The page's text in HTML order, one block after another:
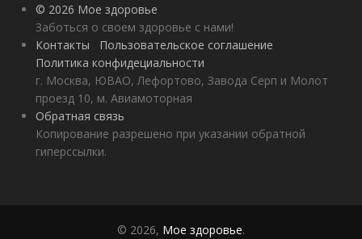
© 2026 Мое здоровье
Заботься о своем здоровье с нами!
Контакты
Пользовательское соглашение
Политика конфидециальности
г. Москва, ЮВАО, Лефортово, Завода Серп и Молот
проезд 10, м. Авиамоторная
Обратная связь
Копирование разрешено при указании обратной
гиперссылки.
© 2026, Мое здоровье.